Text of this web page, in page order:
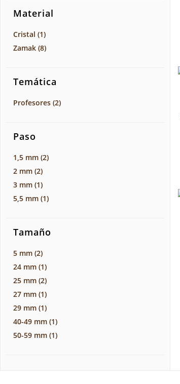
Material
Cristal (1)
Zamak (8)
Temática
Profesores (2)
Paso
1,5 mm (2)
2 mm (2)
3 mm (1)
5,5 mm (1)
Tamaño
5 mm (2)
24 mm (1)
25 mm (2)
27 mm (1)
29 mm (1)
40-49 mm (1)
50-59 mm (1)